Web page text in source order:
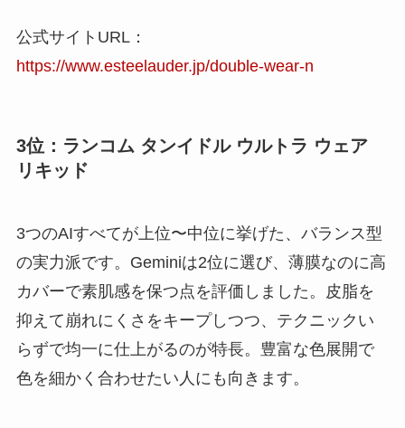
公式サイトURL：
https://www.esteelauder.jp/double-wear-n
3位：ランコム タンイドル ウルトラ ウェア
リキッド
3つのAIすべてが上位〜中位に挙げた、バランス型
の実力派です。Geminiは2位に選び、薄膜なのに高
カバーで素肌感を保つ点を評価しました。皮脂を
抑えて崩れにくさをキープしつつ、テクニックい
らずで均一に仕上がるのが特長。豊富な色展開で
色を細かく合わせたい人にも向きます。